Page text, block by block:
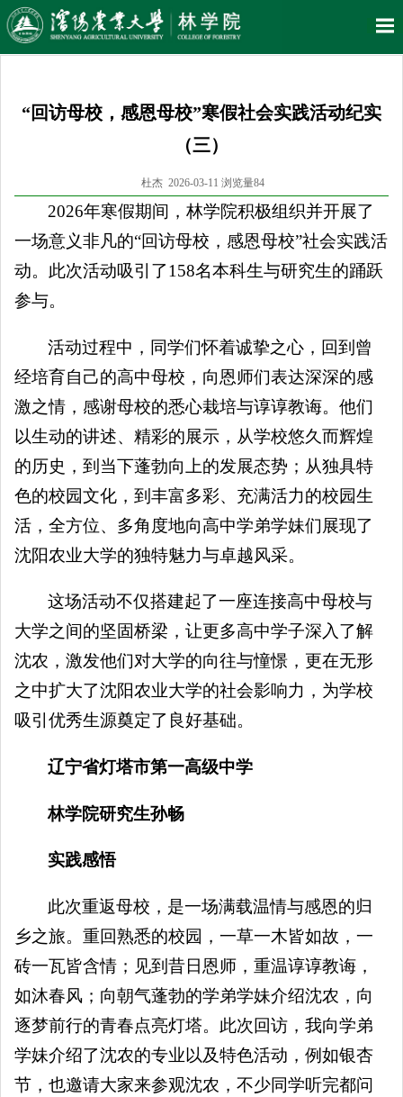
“回访母校，感恩母校”寒假社会实践活动纪实
（三）
杜杰 2026-03-11 浏览量84
2026年寒假期间，林学院积极组织并开展了
一场意义非凡的“回访母校，感恩母校”社会实践活
动。此次活动吸引了158名本科生与研究生的踊跃
参与。
活动过程中，同学们怀着诚挚之心，回到曾
经培育自己的高中母校，向恩师们表达深深的感
激之情，感谢母校的悉心栽培与谆谆教诲。他们
以生动的讲述、精彩的展示，从学校悠久而辉煌
的历史，到当下蓬勃向上的发展态势；从独具特
色的校园文化，到丰富多彩、充满活力的校园生
活，全方位、多角度地向高中学弟学妹们展现了
沈阳农业大学的独特魅力与卓越风采。
这场活动不仅搭建起了一座连接高中母校与
大学之间的坚固桥梁，让更多高中学子深入了解
沈农，激发他们对大学的向往与憧憬，更在无形
之中扩大了沈阳农业大学的社会影响力，为学校
吸引优秀生源奠定了良好基础。
辽宁省灯塔市第一高级中学
林学院研究生孙畅
实践感悟
此次重返母校，是一场满载温情与感恩的归
乡之旅。重回熟悉的校园，一草一木皆如故，一
砖一瓦皆含情；见到昔日恩师，重温谆谆教诲，
如沐春风；向朝气蓬勃的学弟学妹介绍沈农，向
逐梦前行的青春点亮灯塔。此次回访，我向学弟
学妹介绍了沈农的专业以及特色活动，例如银杏
节，也邀请大家来参观沈农，不少同学听完都问